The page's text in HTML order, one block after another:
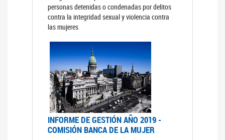
personas detenidas o condenadas por delitos
contra la integridad sexual y violencia contra
las mujeres
INFORME DE GESTIÓN AÑO 2019 -
COMISIÓN BANCA DE LA MUJER